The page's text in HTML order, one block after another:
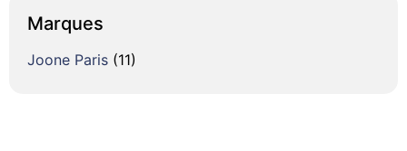
Marques
Joone Paris (11)